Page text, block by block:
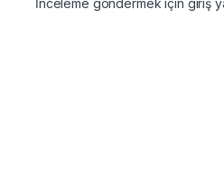
İnceleme göndermek için giriş